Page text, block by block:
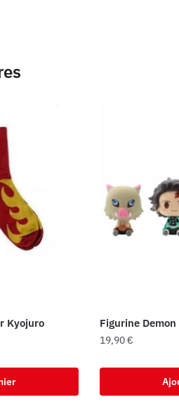
Kyojuro
Figurine
19,90€